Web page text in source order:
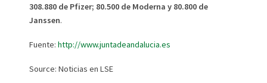
308.880 de Pfizer; 80.500 de Moderna y 80.800 de
Janssen.
Fuente: http://www.juntadeandalucia.es
Source: Noticias en LSE